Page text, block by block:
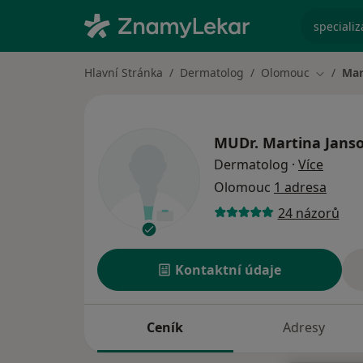
Hlavní Stránka Dermatolog Olomouc Změna
MUDr. Martina
Dermatolog · Více
Olomouc 1 adresa
24 názorů
Kontaktní údaje
Ceník Adresy